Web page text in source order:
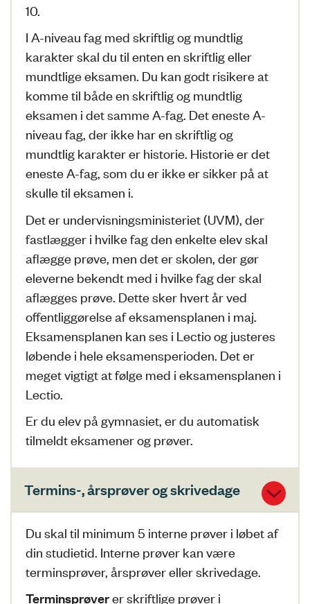
10.
I A-niveau fag med skriftlig og mundtlig
karakter skal du til enten en skriftlig eller
mundtlige eksamen. Du kan godt risikere at
komme til både en skriftlig og mundtlig
eksamen i det samme A-fag. Det eneste A-
niveau fag, der ikke har en skriftlig og
mundtlig karakter er historie. Historie er det
eneste A-fag, som du er ikke er sikker på at
skulle til eksamen i.
Det er undervisningsministeriet (UVM), der
fastlægger i hvilke fag den enkelte elev skal
aflægge prøve, men det er skolen, der gør
eleverne bekendt med i hvilke fag der skal
aflægges prøve. Dette sker hvert år ved
offentliggørelse af eksamensplanen i maj.
Eksamensplanen kan ses i Lectio og justeres
løbende i hele eksamensperioden. Det er
meget vigtigt at følge med i eksamensplanen i
Lectio.
Er du elev på gymnasiet, er du automatisk
tilmeldt eksamener og prøver.
Termins-, årsprøver og skrivedage
Du skal til minimum 5 interne prøver i løbet af
din studietid. Interne prøver kan være
terminsprøver, årsprøver eller skrivedage.
Terminsprøverer skriftlige prøver i